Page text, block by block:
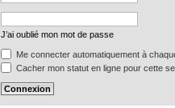
J’ai oublié mon mot de passe
Me connecter automatiquement à
Cacher mon statut en ligne pour cette